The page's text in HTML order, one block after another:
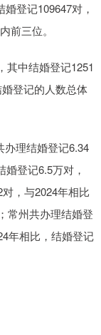
登记109647对，
前三位。
其中结婚登记1251
登记的人数总体
办理结婚登记6.34
登记6.5万对，
，与2024年相比
常州共办理结婚登
年相比，结婚登记